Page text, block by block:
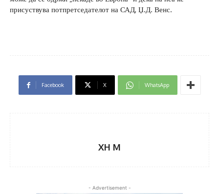
присуствува потпретседателот на САД, Џ.Д. Венс.
Facebook X WhatsApp
XH M
- Advertisement -